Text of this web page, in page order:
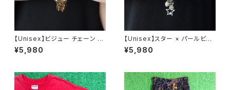
【Unisex】ビジュー チェーン ブ
レスレット / 古着 アクセサリー
N0737
¥5,980
【Unisex】スター × パールビー
ズ チャーム チェーン ブレスレッ
ト / 古着 アクセサリー N1109
¥5,980